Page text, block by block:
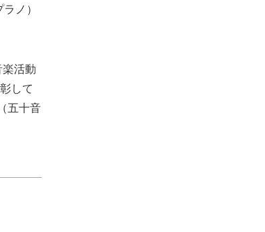
ノ）
活動
して
五十音